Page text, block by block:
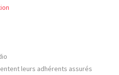
leurs adhérents assurés